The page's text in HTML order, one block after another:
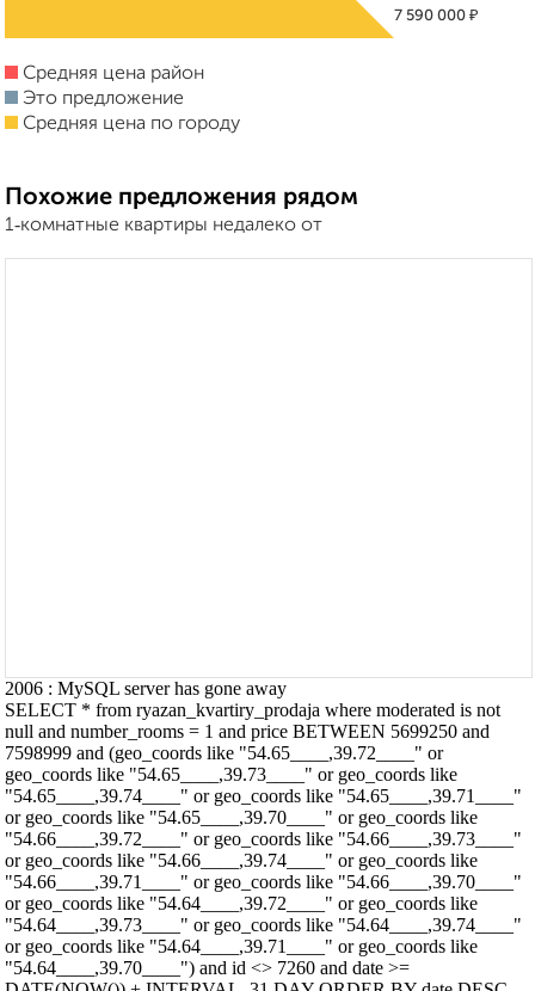
7 590 000 ₽
Средняя цена район
Это предложение
Средняя цена по городу
Похожие предложения рядом
1‑комнатные квартиры недалеко от
2006 : MySQL server has gone away
SELECT * from ryazan_kvartiry_prodaja where moderated is not
null and number_rooms = 1 and price BETWEEN 5699250 and
7598999 and (geo_coords like "54.65____,39.72____" or
geo_coords like "54.65____,39.73____" or geo_coords like
"54.65____,39.74____" or geo_coords like "54.65____,39.71____"
or geo_coords like "54.65____,39.70____" or geo_coords like
"54.66____,39.72____" or geo_coords like "54.66____,39.73____"
or geo_coords like "54.66____,39.74____" or geo_coords like
"54.66____,39.71____" or geo_coords like "54.66____,39.70____"
or geo_coords like "54.64____,39.72____" or geo_coords like
"54.64____,39.73____" or geo_coords like "54.64____,39.74____"
or geo_coords like "54.64____,39.71____" or geo_coords like
"54.64____,39.70____") and id <> 7260 and date >=